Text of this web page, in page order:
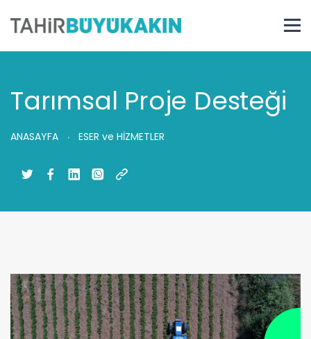
Tarımsal Proje Desteği
ANASAYFA ESER ve HİZMETLER